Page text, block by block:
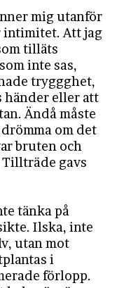
mig utanför
intimitet. Att jag
tilläts
inte sas,
tryggghet,
händer eller att
Ändå måste
om det
bruten och
Tillträde gavs
tänka på
Ilska, inte
utan mot
i
förlopp.